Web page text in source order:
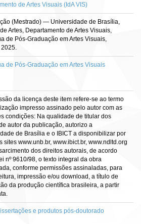
de Artes Visuais (IdA VIS)
(Mestrado) — Universidade de Brasília,
Artes, Departamento de Artes Visuais,
de Pós-Graduação em Artes Visuais,
2025.
de Pós-Graduação em Artes Visuais
da licença deste item refere-se ao termo
impresso assinado pelo autor com as
condições: Na qualidade de titular dos
autor da publicação, autorizo a
de Brasília e o IBICT a disponibilizar por
sites www.unb.br, www.ibict.br, www.ndltd.org
dos direitos autorais, de acordo
nº 9610/98, o texto integral da obra
conforme permissões assinaladas, para
impressão e/ou download, a título de
da produção científica brasileira, a partir
e produtos pós-doutorado